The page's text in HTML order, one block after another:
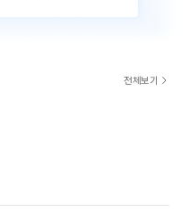
전체보기